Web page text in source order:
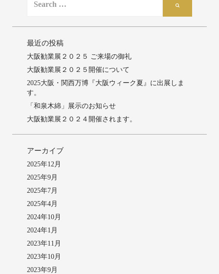
ゲ r
c
h
f
o
r:
e
a
最近の投稿
大阪勧業展２０２５ ご来場の御礼
大阪勧業展２０２５開催について
2025大阪・関西万博『大阪ウィーク夏』に出展しま
す。
「和泉木綿」展示のお知らせ
大阪勧業展２０２４開催されます。
アーカイブ
2025年12月
2025年9月
2025年7月
2025年4月
2024年10月
2024年1月
2023年11月
2023年10月
2023年9月